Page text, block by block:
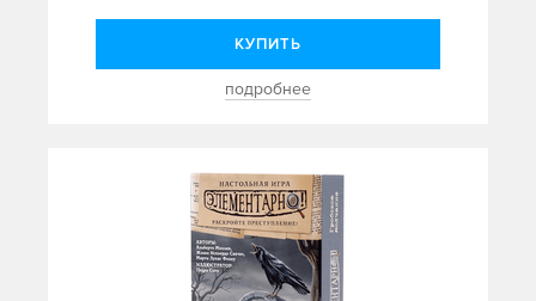
КУПИТЬ
подробнее